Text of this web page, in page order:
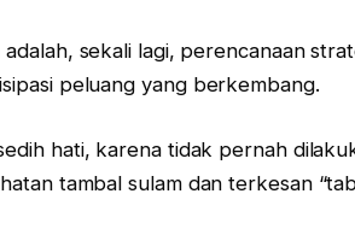
adalah, sekali lagi, perencanaan
peluang yang berkembang.
hati, karena tidak pernah
tambal sulam dan terkesan